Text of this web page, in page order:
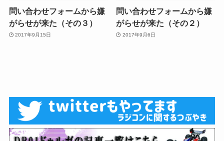
問い合わせフォームから嫌
がらせが来た（その３）
2017年9月15日
問い合わせフォームから嫌
がらせが来た（その２）
2017年9月6日